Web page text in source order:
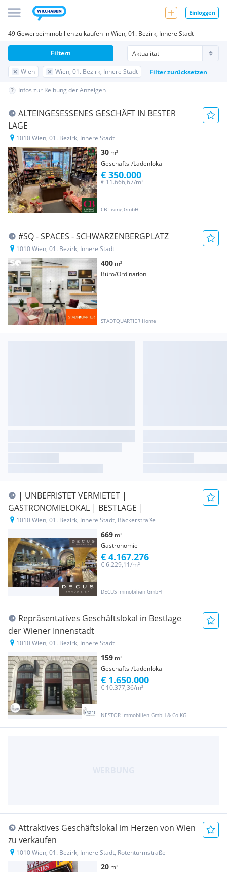
Einloggen
49 Gewerbeimmobilien zu kaufen in Wien, 01. Bezirk, Innere Stadt
Wien Wien, 01. Bezirk, Innere Stadt Filter zurücksetzen
Filtern
Infos zur Reihung der Anzeigen
ALTEINGESESSENES GESCHÄFT IN BESTER
LAGE
1010 Wien, 01. Bezirk, Innere Stadt
30 m²
Geschäfts-/Ladenlokal
CB Living GmbH
€ 11.666,67/m²
€ 350.000
#SQ - SPACES - SCHWARZENBERGPLATZ
1010 Wien, 01. Bezirk, Innere Stadt
400 m²
Büro/Ordination
STADTQUARTIER Home
| UNBEFRISTET VERMIETET |
GASTRONOMIELOKAL | BESTLAGE |
1010 Wien, 01. Bezirk, Innere Stadt, Bäckerstraße
669 m²
Gastronomie
DECUS Immobilien GmbH
€ 6.229,11/m²
€ 4.167.276
Repräsentatives Geschäftslokal in Bestlage
der Wiener Innenstadt
1010 Wien, 01. Bezirk, Innere Stadt
159 m²
Geschäfts-/Ladenlokal
NESTOR Immobilien GmbH & Co KG
€ 10.377,36/m²
€ 1.650.000
Attraktives Geschäftslokal im Herzen von Wien
zu verkaufen
1010 Wien, 01. Bezirk, Innere Stadt, Rotenturmstraße
20 m²